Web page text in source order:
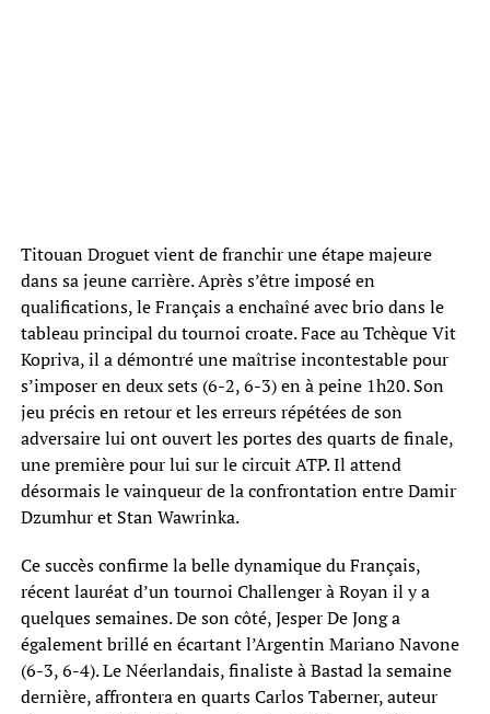
Titouan Droguet vient de franchir une étape majeure
dans sa jeune carrière. Après s’être imposé en
qualifications, le Français a enchaîné avec brio dans le
tableau principal du tournoi croate. Face au Tchèque Vit
Kopriva, il a démontré une maîtrise incontestable pour
s’imposer en deux sets (6-2, 6-3) en à peine 1h20. Son
jeu précis en retour et les erreurs répétées de son
adversaire lui ont ouvert les portes des quarts de finale,
une première pour lui sur le circuit ATP. Il attend
désormais le vainqueur de la confrontation entre Damir
Dzumhur et Stan Wawrinka.
Ce succès confirme la belle dynamique du Français,
récent lauréat d’un tournoi Challenger à Royan il y a
quelques semaines. De son côté, Jesper De Jong a
également brillé en écartant l’Argentin Mariano Navone
(6-3, 6-4). Le Néerlandais, finaliste à Bastad la semaine
dernière, affrontera en quarts Carlos Taberner, auteur